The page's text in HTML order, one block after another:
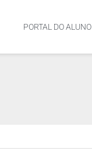
PORTAL DO ALUNO